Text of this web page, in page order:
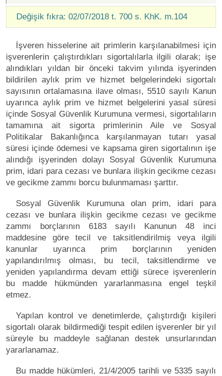
Değişik fıkra: 02/07/2018 t. 700 s. KhK. m.104
İşveren hisselerine ait primlerin karşılanabilmesi için
işverenlerin çalıştırdıkları sigortalılarla ilgili olarak; işe
alındıkları yıldan bir önceki takvim yılında işyerinden
bildirilen aylık prim ve hizmet belgelerindeki sigortalı
sayısının ortalamasına ilave olması, 5510 sayılı Kanun
uyarınca aylık prim ve hizmet belgelerini yasal süresi
içinde Sosyal Güvenlik Kurumuna vermesi, sigortalıların
tamamına ait sigorta primlerinin Aile ve Sosyal
Politikalar Bakanlığınca karşılanmayan tutarı yasal
süresi içinde ödemesi ve kapsama giren sigortalının işe
alındığı işyerinden dolayı Sosyal Güvenlik Kurumuna
prim, idari para cezası ve bunlara ilişkin gecikme cezası
ve gecikme zammı borcu bulunmaması şarttır.
Sosyal Güvenlik Kurumuna olan prim, idari para
cezası ve bunlara ilişkin gecikme cezası ve gecikme
zammı borçlarının 6183 sayılı Kanunun 48 inci
maddesine göre tecil ve taksitlendirilmiş veya ilgili
kanunlar uyarınca prim borçlarının yeniden
yapılandırılmış olması, bu tecil, taksitlendirme ve
yeniden yapılandırma devam ettiği sürece işverenlerin
bu madde hükmünden yararlanmasına engel teşkil
etmez.
Yapılan kontrol ve denetimlerde, çalıştırdığı kişileri
sigortalı olarak bildirmediği tespit edilen işverenler bir yıl
süreyle bu maddeyle sağlanan destek unsurlarından
yararlanamaz.
Bu madde hükümleri, 21/4/2005 tarihli ve 5335 sayılı